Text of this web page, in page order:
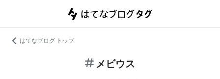
はてなブログ トップ
メビウス